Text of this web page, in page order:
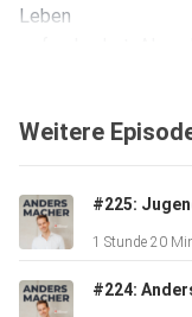
Leben
gefunden hat. Als
über Immobilien -
Weitere
1 Stunde 20